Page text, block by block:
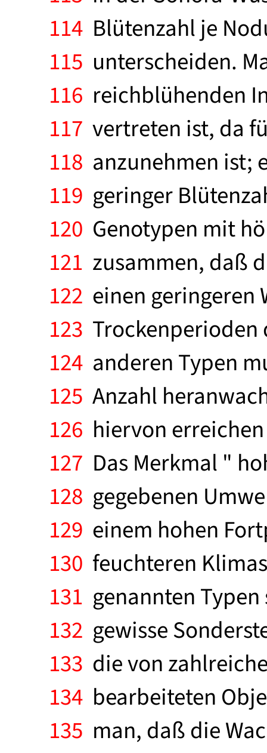
114 Blütenzahl je
115 unterscheiden.
116 reichblühenden
117 vertreten ist, da
118 anzunehmen ist;
119 geringer
120 Genotypen mit
121 zusammen, daß
122 einen geringeren
123 Trockenperioden
124 anderen Typen
125 Anzahl
126 hiervon
127 Das Merkmal "
128 gegebenen
129 einem hohen
130 feuchteren
131 genannten
132 gewisse
133 die von
134 bearbeiteten
135 man, daß die